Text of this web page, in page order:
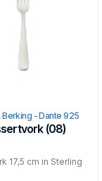
Berking - Dante 925
(08)
17,5 cm in Sterling